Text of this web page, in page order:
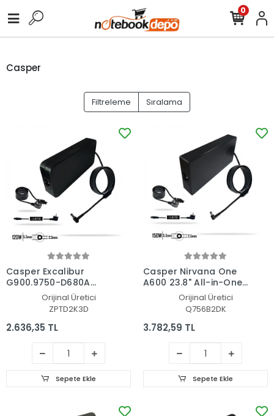
0
Casper
Filtreleme Sıralama
Casper Excalibur
G900.9750-D680A
Adaptör Şarj Aleti-
Orijinal Üretici
ZPTD2K3D
2.636,35 TL
Sepete Ekle
Casper Nirvana One
A600 23.8" All-in-One
Adaptör Şarj Aleti-
Orijinal Üretici
Q756B2DK
3.782,59 TL
Sepete Ekle